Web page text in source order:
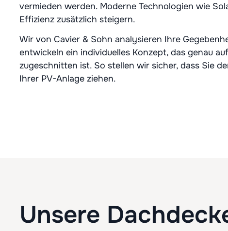
vermieden werden. Moderne Technologien wie
Effizienz zusätzlich steigern.
Wir von Cavier & Sohn analysieren Ihre
entwickeln ein individuelles Konzept, das genau
zugeschnitten ist. So stellen wir sicher, dass Sie
Ihrer PV-Anlage ziehen.
Unsere